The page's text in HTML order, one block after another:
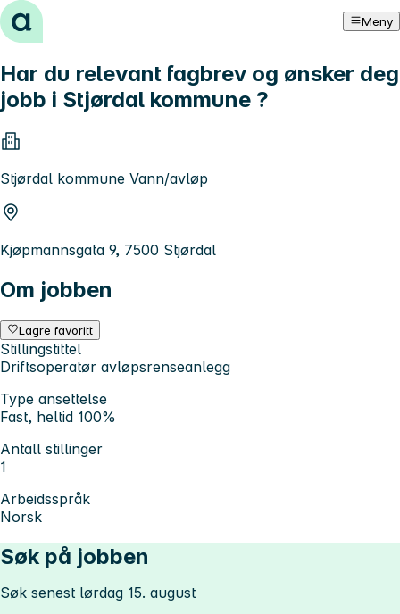
Hopp til innhold Meny
Har du relevant fagbrev og ønsker deg
jobb i Stjørdal kommune ?
Stjørdal kommune Vann/avløp
Kjøpmannsgata 9, 7500 Stjørdal
Om jobben
Lagre favoritt
Stillingstittel
Driftsoperatør avløpsrenseanlegg
Type ansettelse
Fast, heltid 100%
Antall stillinger
1
Arbeidsspråk
Norsk
Søk på jobben
Søk senest lørdag 15. august